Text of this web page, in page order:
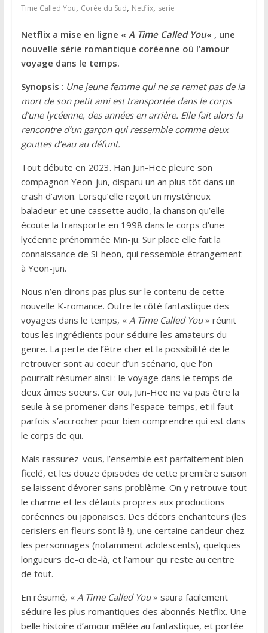
Time Called You, Corée du Sud, Netflix, serie
Netflix a mise en ligne « A Time Called You« , une
nouvelle série romantique coréenne où l’amour
voyage dans le temps.
Synopsis : Une jeune femme qui ne se remet pas de la
mort de son petit ami est transportée dans le corps
d’une lycéenne, des années en arrière. Elle fait alors la
rencontre d’un garçon qui ressemble comme deux
gouttes d’eau au défunt.
Tout débute en 2023. Han Jun-Hee pleure son
compagnon Yeon-jun, disparu un an plus tôt dans un
crash d’avion. Lorsqu’elle reçoit un mystérieux
baladeur et une cassette audio, la chanson qu’elle
écoute la transporte en 1998 dans le corps d’une
lycéenne prénommée Min-ju. Sur place elle fait la
connaissance de Si-heon, qui ressemble étrangement
à Yeon-jun.
Nous n’en dirons pas plus sur le contenu de cette
nouvelle K-romance. Outre le côté fantastique des
voyages dans le temps, « A Time Called You» réunit
tous les ingrédients pour séduire les amateurs du
genre. La perte de l’être cher et la possibilité de le
retrouver sont au coeur d’un scénario, que l’on
pourrait résumer ainsi : le voyage dans le temps de
deux âmes soeurs. Car oui, Jun-Hee ne va pas être la
seule à se promener dans l’espace-temps, et il faut
parfois s’accrocher pour bien comprendre qui est dans
le corps de qui.
Mais rassurez-vous, l’ensemble est parfaitement bien
ficelé, et les douze épisodes de cette première saison
se laissent dévorer sans problème. On y retrouve tout
le charme et les défauts propres aux productions
coréennes ou japonaises. Des décors enchanteurs (les
cerisiers en fleurs sont là !), une certaine candeur chez
les personnages (notamment adolescents), quelques
longueurs de-ci de-là, et l’amour qui reste au centre
de tout.
En résumé, « A Time Called You» saura facilement
séduire les plus romantiques des abonnés Netflix. Une
belle histoire d’amour mêlée au fantastique, et portée